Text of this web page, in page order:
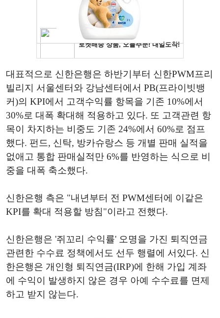
대표적으로 신한은행은 하반기부터 신한PWM프리
빌리지 서울센터와 강남센터에서 PB(프라이빗뱅
커)의 KPI에서 고객수익률 항목을 기존 10%에서
30%로 대폭 확대해 적용하고 있다. 또 고객관련 항
목이 차지하는 비중도 기존 24%에서 60%로 점프
했다. 펀드, 신탁, 방카슈랑스 등 개별 판매 실적을
없애고 통합 판매실적만 6%를 반영하는 식으로 비
중을 대폭 축소했다.
신한은행 측은 "내년부터 전 PWM센터에 이같은
KPI를 확대 적용할 방침"이라고 전했다.
신한은행은 '쥐꼬리 수익률' 오명을 가진 퇴직연금
관련한 수수료 정책에서도 선두 행렬에 서있다. 신
한은행은 개인형 퇴직연금(IRP)에 한해 가입 계좌
에 수익이 발생하지 않은 경우 아예 수수료를 면제
하고 받지 않는다.